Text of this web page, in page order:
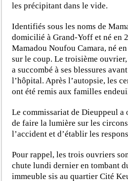
les précipitant dans le vide.
Identifiés sous les noms de
domicilié à Grand-Yoff et né en
Mamadou Noufou Camara, né
sur le coup. Le troisième
a succombé à ses blessures
l’hôpital. Après l’autopsie, les
ont été remis aux familles
Le commissariat de Dieuppeul a
de faire la lumière sur les
l’accident et d’établir les
Pour rappel, les trois ouvriers
chute lundi dernier en tombant
immeuble sis au quartier Cité